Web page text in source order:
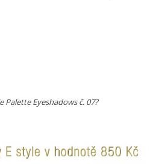
Palette Eyeshadows č. 07?